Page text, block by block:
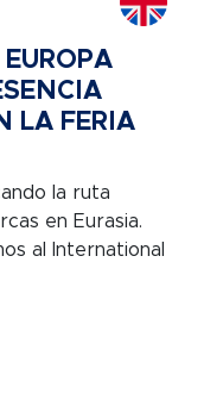
LA FERIA
la ruta
en Eurasia.
al International